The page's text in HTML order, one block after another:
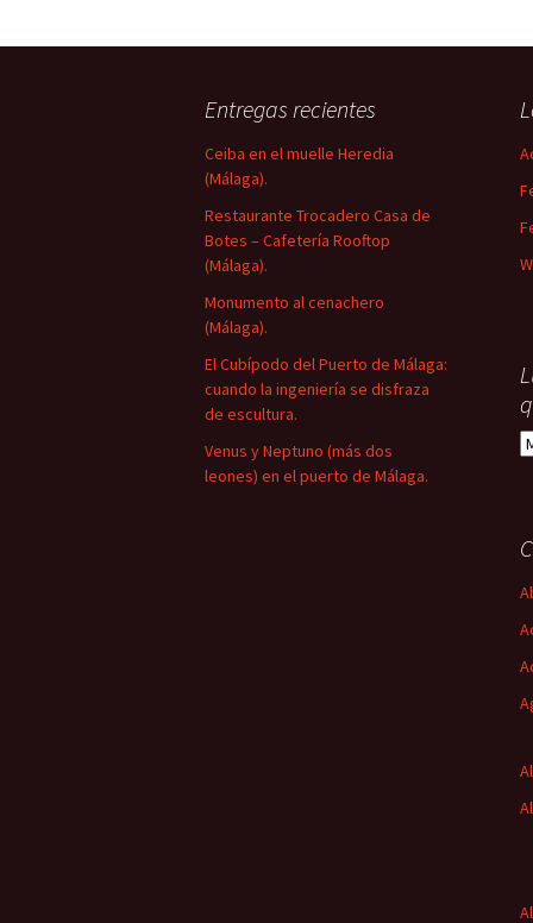
Entregas recientes
Ceiba en el muelle Heredia
(Málaga).
Restaurante Trocadero Casa de
Botes – Cafetería Rooftop
(Málaga).
Monumento al cenachero
(Málaga).
El Cubípodo del Puerto de Málaga:
cuando la ingeniería se disfraza
de escultura.
Venus y Neptuno (más dos
leones) en el puerto de Málaga.